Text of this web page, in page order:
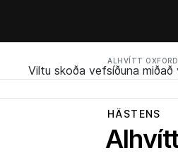
ALHVÍTT
Viltu skoða vefsíðuna
HÄSTENS